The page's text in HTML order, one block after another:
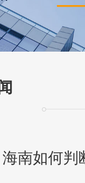
海南如何判